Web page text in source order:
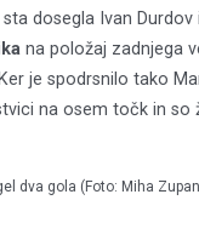
dosegla Ivan Durdov
na položaj zadnjega
je spodrsnilo tako
na osem točk in so
dva gola (Foto: Miha